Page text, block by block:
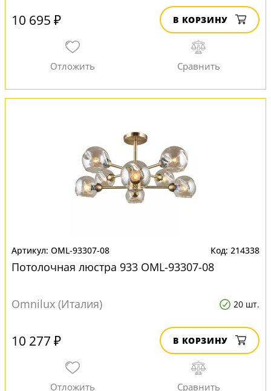
10 695 ₽ В КОРЗИНУ
OML-93307-08 214338
Потолочная люстра 933 OML-93307-08
Omnilux (Италия) 20 шт.
10 277 ₽ В КОРЗИНУ